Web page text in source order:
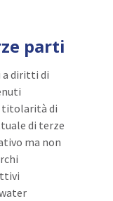
parti
a diritti di
titolarità di
di terze
ma non